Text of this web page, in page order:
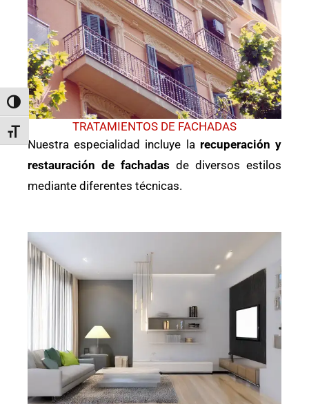
ALTERNAR ALTO CONTRASTE
ALTERNAR TAMAÑO DE LETRA
TRATAMIENTOS DE FACHADAS
Nuestra especialidad incluye la recuperación y
restauración de fachadas de diversos estilos
mediante diferentes técnicas.